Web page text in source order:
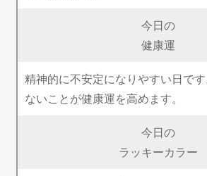
今日の
健康運
精神的に不安定になりやすい日で
ないことが健康運を高めます。
今日の
ラッキーカラー